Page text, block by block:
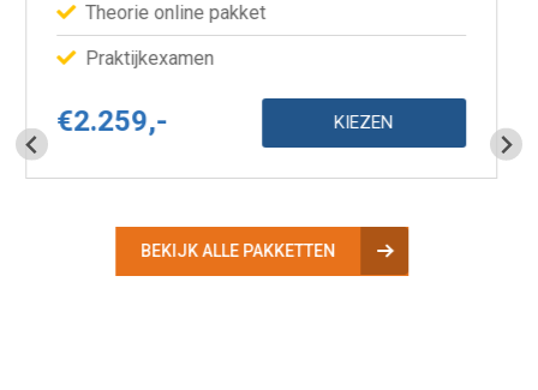
Theorie online pakket
Praktijkexamen
€2.259,- KIEZEN
BEKIJK ALLE PAKKETTEN